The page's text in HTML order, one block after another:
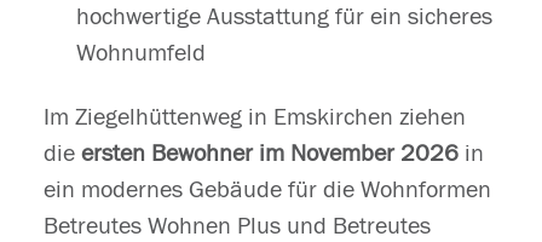
hochwertige Ausstattung für ein sicheres
Wohnumfeld
Im Ziegelhüttenweg in Emskirchen ziehen
die ersten Bewohner im November 2026in
ein modernes Gebäude für die Wohnformen
Betreutes Wohnen Plus und Betreutes